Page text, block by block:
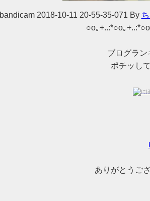
bandicam 2018-10-11 20-55-35-071 By
○o｡+..:*○o｡
ブログラ
ポチッし
ありがとう